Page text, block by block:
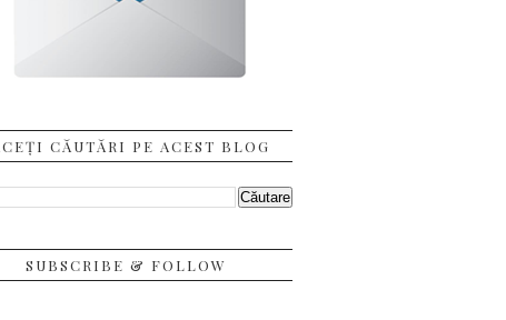
CĂUTĂRI PE ACEST BLOG
SUBSCRIBE & FOLLOW